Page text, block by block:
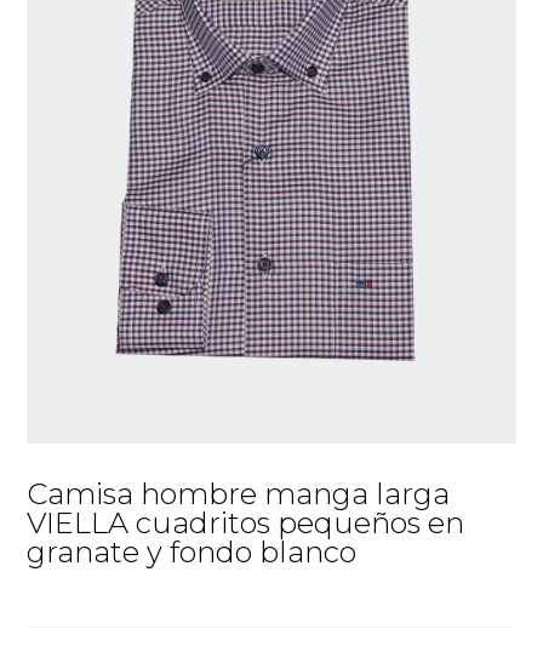
Camisa hombre manga larga
VIELLA cuadritos pequeños en
granate y fondo blanco